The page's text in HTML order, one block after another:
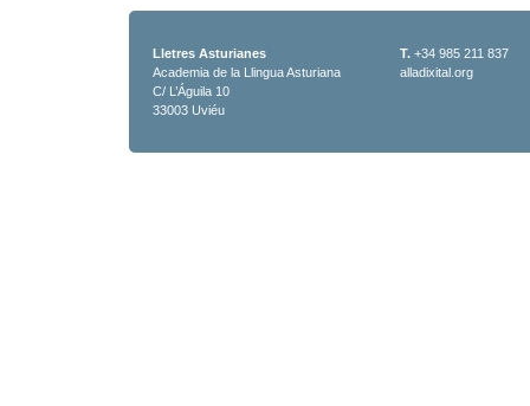
Lletres Asturianes
Academia de la Llingua Asturiana
C/ L’Águila 10
33003 Uviéu
T. +34 985 211 837
alladixital.org